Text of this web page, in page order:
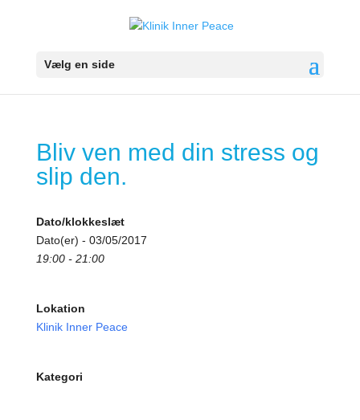
Vælg en side
Bliv ven med din stress og
slip den.
Dato/klokkeslæt
Dato(er) - 03/05/2017
19:00 - 21:00
Lokation
Klinik Inner Peace
Kategori